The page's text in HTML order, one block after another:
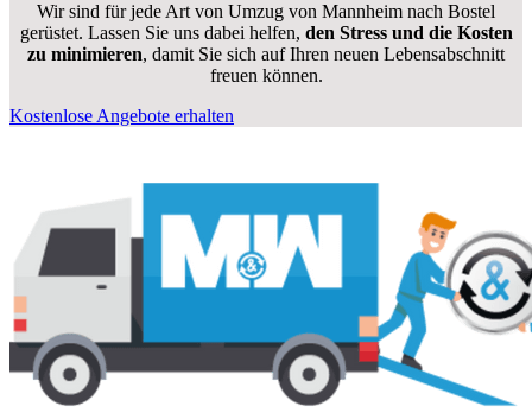
Wir sind für jede Art von Umzug von Mannheim nach Bostel
gerüstet. Lassen Sie uns dabei helfen, den Stress und die Kosten
zu minimieren, damit Sie sich auf Ihren neuen Lebensabschnitt
freuen können.
Kostenlose Angebote erhalten